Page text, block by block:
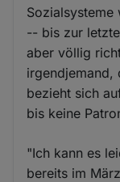
Sozialsysteme
-- bis zur
aber völlig
irgendjemand,
bezieht sich
bis keine
"Ich kann es
bereits im